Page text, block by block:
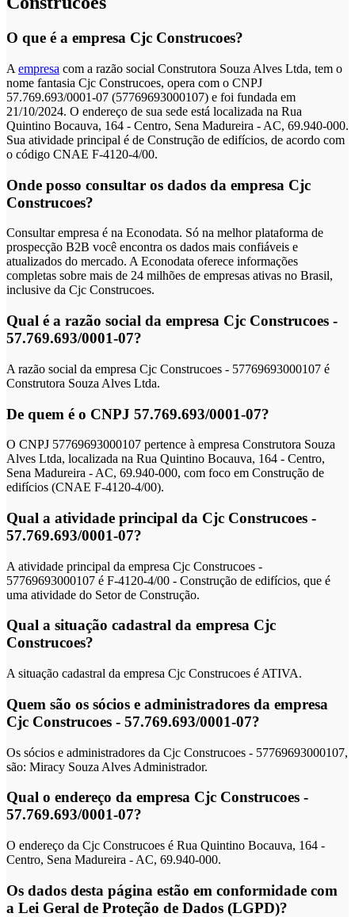
O que é a empresa Cjc Construcoes?
A empresa com a razão social Construtora Souza Alves Ltda, tem o
nome fantasia Cjc Construcoes, opera com o CNPJ
57.769.693/0001-07 (57769693000107) e foi fundada em
21/10/2024. O endereço de sua sede está localizada na Rua
Quintino Bocauva, 164 - Centro, Sena Madureira - AC, 69.940-000.
Sua atividade principal é de Construção de edifícios, de acordo com
o código CNAE F-4120-4/00.
Onde posso consultar os dados da empresa Cjc
Construcoes?
Consultar empresa é na Econodata. Só na melhor plataforma de
prospecção B2B você encontra os dados mais confiáveis e
atualizados do mercado. A Econodata oferece informações
completas sobre mais de 24 milhões de empresas ativas no Brasil,
inclusive da Cjc Construcoes.
Qual é a razão social da empresa Cjc Construcoes -
57.769.693/0001-07?
A razão social da empresa Cjc Construcoes - 57769693000107 é
Construtora Souza Alves Ltda.
De quem é o CNPJ 57.769.693/0001-07?
O CNPJ 57769693000107 pertence à empresa Construtora Souza
Alves Ltda, localizada na Rua Quintino Bocauva, 164 - Centro,
Sena Madureira - AC, 69.940-000, com foco em Construção de
edifícios (CNAE F-4120-4/00).
Qual a atividade principal da Cjc Construcoes -
57.769.693/0001-07?
A atividade principal da empresa Cjc Construcoes -
57769693000107 é F-4120-4/00 - Construção de edifícios, que é
uma atividade do Setor de Construção.
Qual a situação cadastral da empresa Cjc
Construcoes?
A situação cadastral da empresa Cjc Construcoes é ATIVA.
Quem são os sócios e administradores da empresa
Cjc Construcoes - 57.769.693/0001-07?
Os sócios e administradores da Cjc Construcoes - 57769693000107,
são: Miracy Souza Alves Administrador.
Qual o endereço da empresa Cjc Construcoes -
57.769.693/0001-07?
O endereço da Cjc Construcoes é Rua Quintino Bocauva, 164 -
Centro, Sena Madureira - AC, 69.940-000.
Os dados desta página estão em conformidade com
a Lei Geral de Proteção de Dados (LGPD)?